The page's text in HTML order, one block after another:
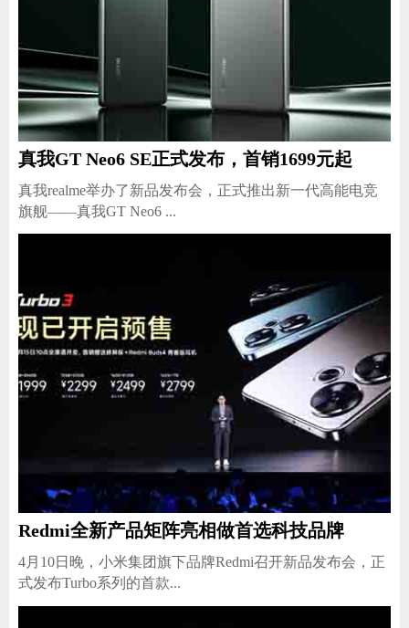
真我GT Neo6 SE正式发布，首销1699元起
真我realme举办了新品发布会，正式推出新一代高能电竞
旗舰——真我GT Neo6 ...
Redmi全新产品矩阵亮相做首选科技品牌
4月10日晚，小米集团旗下品牌Redmi召开新品发布会，正
式发布Turbo系列的首款...